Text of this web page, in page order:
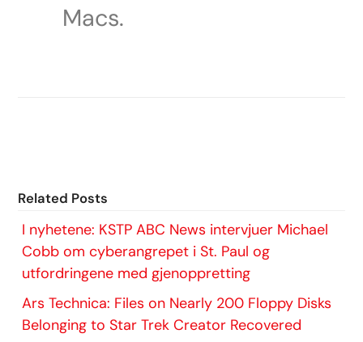
Macs.
Related Posts
I nyhetene: KSTP ABC News intervjuer Michael
Cobb om cyberangrepet i St. Paul og
utfordringene med gjenoppretting
Ars Technica: Files on Nearly 200 Floppy Disks
Belonging to Star Trek Creator Recovered